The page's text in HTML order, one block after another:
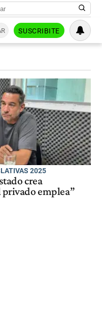
SUSCRIBITE
2025
crea
emplea”